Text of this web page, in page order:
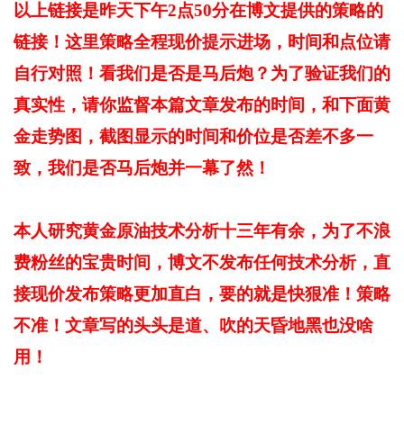
以上链接是昨天下午2点50分在博文提供的策略的
链接！这里策略全程现价提示进场，时间和点位请
自行对照！看我们是否是马后炮？为了验证我们的
真实性，请你监督本篇文章发布的时间，和下面黄
金走势图，截图显示的时间和价位是否差不多一
致，我们是否马后炮并一幕了然！
本人研究黄金原油技术分析十三年有余，为了不浪
费粉丝的宝贵时间，博文不发布任何技术分析，直
接现价发布策略更加直白，要的就是快狠准！策略
不准！文章写的头头是道、吹的天昏地黑也没啥
用 ！